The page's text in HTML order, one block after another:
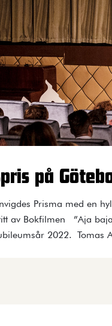
på
Prisma med en
av Bokfilmen ”Aja
2022. Tomas